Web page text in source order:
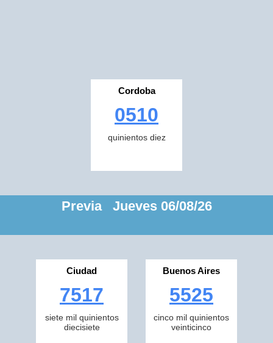
Cordoba
0510
quinientos diez
Previa Jueves 06/08/26
Ciudad
7517
siete mil quinientos
diecisiete
Buenos Aires
5525
cinco mil quinientos
veinticinco